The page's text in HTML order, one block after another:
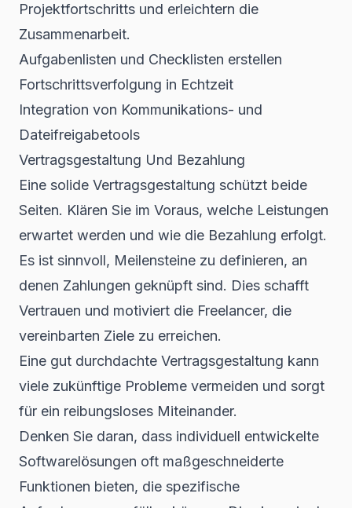
Projektfortschritts und erleichtern die
Zusammenarbeit.
Aufgabenlisten und Checklisten erstellen
Fortschrittsverfolgung in Echtzeit
Integration von Kommunikations- und
Dateifreigabetools
Vertragsgestaltung Und Bezahlung
Eine solide Vertragsgestaltung schützt beide
Seiten. Klären Sie im Voraus, welche Leistungen
erwartet werden und wie die Bezahlung erfolgt.
Es ist sinnvoll, Meilensteine zu definieren, an
denen Zahlungen geknüpft sind. Dies schafft
Vertrauen und motiviert die Freelancer, die
vereinbarten Ziele zu erreichen.
Eine gut durchdachte Vertragsgestaltung kann
viele zukünftige Probleme vermeiden und sorgt
für ein reibungsloses Miteinander.
Denken Sie daran, dass individuell entwickelte
Softwarelösungen oft maßgeschneiderte
Funktionen bieten, die spezifische